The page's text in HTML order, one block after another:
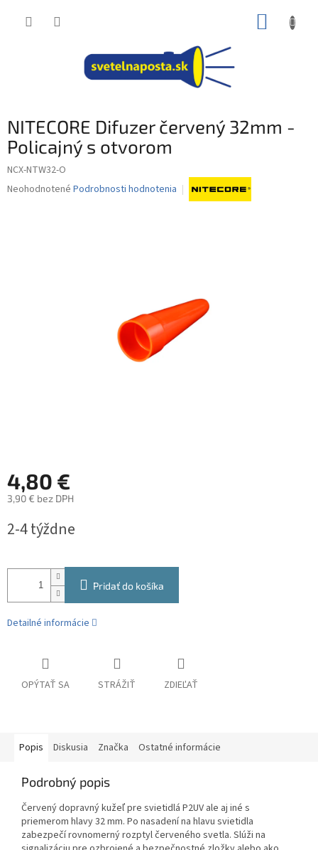
NITECORE Difuzer červený 32mm -
Policajný s otvorom
NCX-NTW32-O
Priemerné
Neohodnotené Podrobnosti hodnotenia
4,80 €
3,90 € bez DPH
cena:
2-4 týždne
Pridať do košíka
Detailné informácie
OPÝTAŤ SA STRÁŽIŤ ZDIEĽAŤ
Popis Diskusia Značka Ostatné informácie
Podrobný popis
Červený dopravný kužeľ pre svietidlá P2UV ale aj iné s
priemerom hlavy 32 mm. Po nasadení na hlavu svietidla
zabezpečí rovnomerný rozptyl červeného svetla. Slúži na